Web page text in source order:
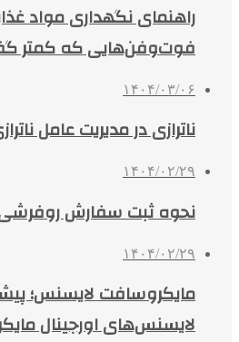
راهنمای نگهداری مواد
فوت‌وفن‌هایی که کمتر
۱۴۰۴/۰۳/۰۶
ناترازی در مدیریت عامل
۱۴۰۴/۰۲/۲۹
نحوه ثبت سفارش
۱۴۰۴/۰۲/۲۹
مایکروسافت لایسنس؛
لایسنس‌های اورجینال